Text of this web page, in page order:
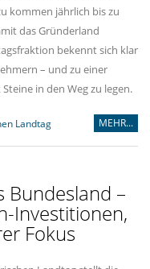
kommen jährlich bis zu
das Gründerland
bekennt sich klar
– und zu einer
in den Weg zu legen.
Landtag MEHR...
Bundesland –
Investitionen,
Fokus